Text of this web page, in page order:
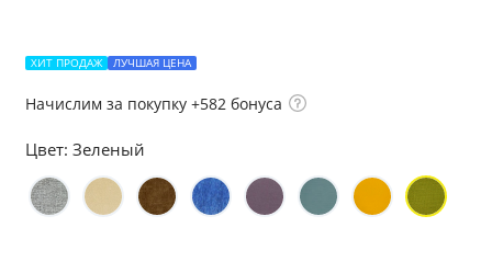
ХИТ ПРОДАЖ ЛУЧШАЯ ЦЕНА
Начислим за покупку +582 бонуса
Цвет: Зеленый